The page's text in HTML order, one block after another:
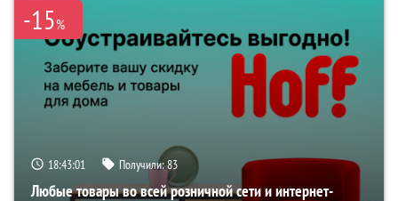
-15%
18:43:00 Получили:83
Любые товары во всей розничной сети и интернет-